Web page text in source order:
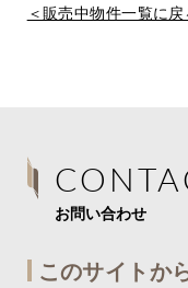
＜販売中物件一覧に戻
お問い合わせ
このサイトか